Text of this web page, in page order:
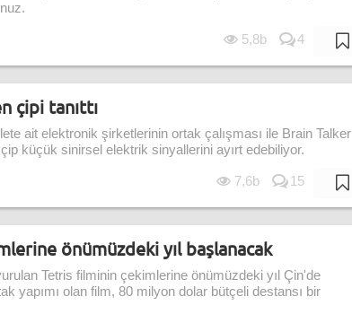
5,8b 4
çipi tanıttı
ait elektronik şirketlerinin ortak çalışması ile Brain Talker
küçük sinirsel elektrik sinyallerini ayırt edebiliyor.
7,6b 15
önümüzdeki yıl başlanacak
Tetris filminin çekimlerine önümüzdeki yıl Çin'de
yapımı olan film, 80 milyon dolar bütçeli destansı bir